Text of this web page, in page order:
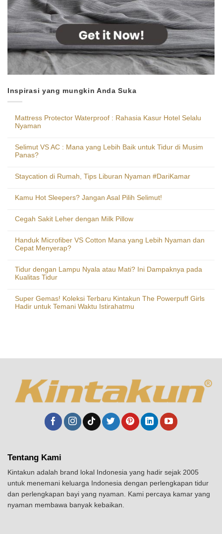
Inspirasi yang mungkin Anda Suka
Mattress Protector Waterproof : Rahasia Kasur Hotel Selalu
Nyaman
Selimut VS AC : Mana yang Lebih Baik untuk Tidur di Musim
Panas?
Staycation di Rumah, Tips Liburan Nyaman #DariKamar
Kamu Hot Sleepers? Jangan Asal Pilih Selimut!
Cegah Sakit Leher dengan Milk Pillow
Handuk Microfiber VS Cotton Mana yang Lebih Nyaman dan
Cepat Menyerap?
Tidur dengan Lampu Nyala atau Mati? Ini Dampaknya pada
Kualitas Tidur
Super Gemas! Koleksi Terbaru Kintakun The Powerpuff Girls
Hadir untuk Temani Waktu Istirahatmu
Tentang Kami
Kintakun adalah brand lokal Indonesia yang hadir sejak 2005
untuk menemani keluarga Indonesia dengan perlengkapan tidur
dan perlengkapan bayi yang nyaman. Kami percaya kamar yang
nyaman membawa banyak kebaikan.